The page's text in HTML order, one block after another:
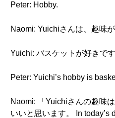
Peter: Hobby.
Naomi: Yuichiさんは、趣味
Yuichi: バスケットが好きです
Peter: Yuichi’s hobby is
Naomi: 「Yuichiさんの趣味
いいと思います。 In today’s